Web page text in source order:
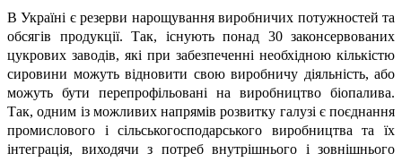
В Україні є резерви нарощування виробничих потужностей та
обсягів продукції. Так, існують понад 30 законсервованих
цукрових заводів, які при забезпеченні необхідною кількістю
сировини можуть відновити свою виробничу діяльність, або
можуть бути перепрофільовані на виробництво біопалива.
Так, одним із можливих напрямів розвитку галузі є поєднання
промислового і сільськогосподарського виробництва та їх
інтеграція, виходячи з потреб внутрішнього і зовнішнього